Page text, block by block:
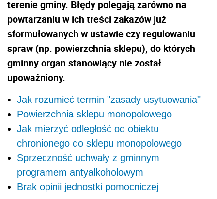
terenie gminy. Błędy polegają zarówno na
powtarzaniu w ich treści zakazów już
sformułowanych w ustawie czy regulowaniu
spraw (np. powierzchnia sklepu), do których
gminny organ stanowiący nie został
upoważniony.
Jak rozumieć termin "zasady usytuowania"
Powierzchnia sklepu monopolowego
Jak mierzyć odległość od obiektu
chronionego do sklepu monopolowego
Sprzeczność uchwały z gminnym
programem antyalkoholowym
Brak opinii jednostki pomocniczej